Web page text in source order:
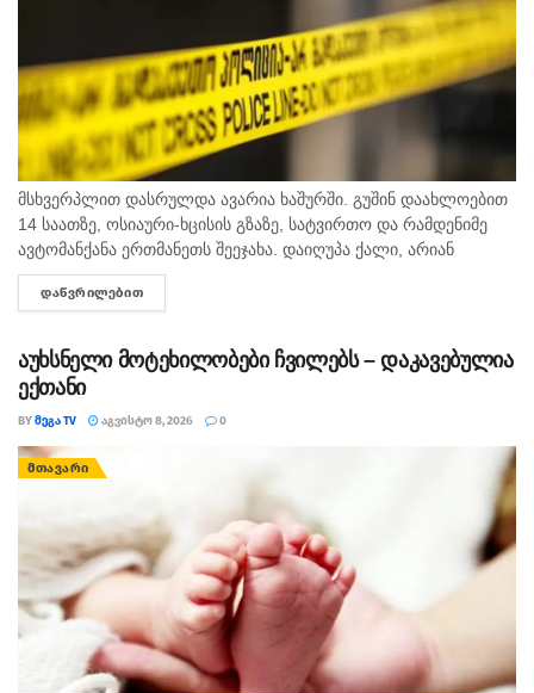
მსხვერპლით დასრულდა ავარია ხაშურში. გუშინ დაახლოებით
14 საათზე, ოსიაური-ხცისის გზაზე, სატვირთო და რამდენიმე
ავტომანქანა ერთმანეთს შეეჯახა. დაიღუპა ქალი, არიან
დაშავებულებიც. შსს-ს ინფორმაციით, გამოძიება 276-ე მუხლის
მე-6 ნაწილით მიმდინარეობს.
ᲓᲐᲬᲕᲠᲘᲚᲔᲑᲘᲗ
აუხსნელი მოტეხილობები ჩვილებს – დაკავებულია
ექთანი
BYᲛᲔᲒᲐ TV ᲐᲒᲕᲘᲡᲢᲝ 8, 2026 0
ᲛᲗᲐᲕᲐᲠᲘ